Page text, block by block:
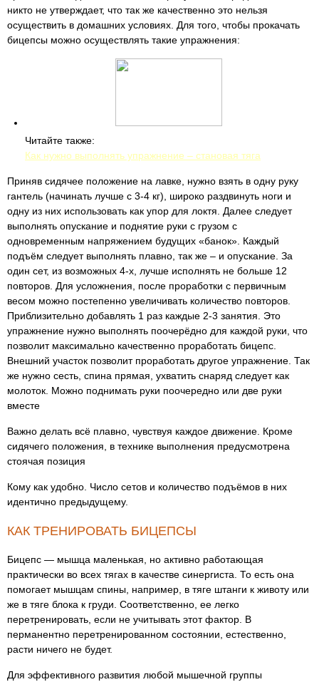
никто не утверждает, что так же качественно это нельзя
осуществить в домашних условиях. Для того, чтобы прокачать
бицепсы можно осуществлять такие упражнения:
Читайте также:
Как нужно выполнять упражнение – становая тяга
Приняв сидячее положение на лавке, нужно взять в одну руку
гантель (начинать лучше с 3-4 кг), широко раздвинуть ноги и
одну из них использовать как упор для локтя. Далее следует
выполнять опускание и поднятие руки с грузом с
одновременным напряжением будущих «банок». Каждый
подъём следует выполнять плавно, так же – и опускание. За
один сет, из возможных 4-х, лучше исполнять не больше 12
повторов. Для усложнения, после проработки с первичным
весом можно постепенно увеличивать количество повторов.
Приблизительно добавлять 1 раз каждые 2-3 занятия. Это
упражнение нужно выполнять поочерёдно для каждой руки, что
позволит максимально качественно проработать бицепс.
Внешний участок позволит проработать другое упражнение. Так
же нужно сесть, спина прямая, ухватить снаряд следует как
молоток. Можно поднимать руки поочередно или две руки
вместе
Важно делать всё плавно, чувствуя каждое движение. Кроме
сидячего положения, в технике выполнения предусмотрена
стоячая позиция
Кому как удобно. Число сетов и количество подъёмов в них
идентично предыдущему.
КАК ТРЕНИРОВАТЬ БИЦЕПСЫ
Бицепс — мышца маленькая, но активно работающая
практически во всех тягах в качестве синергиста. То есть она
помогает мышцам спины, например, в тяге штанги к животу или
же в тяге блока к груди. Соответственно, ее легко
перетренировать, если не учитывать этот фактор. В
перманентно перетренированном состоянии, естественно,
расти ничего не будет.
Для эффективного развития любой мышечной группы